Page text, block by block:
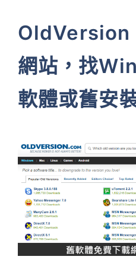
OldVersion
網站，找
軟體或舊安